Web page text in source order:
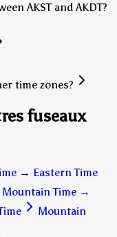
AKST and AKDT?
time zones?
fuseaux
→ Eastern Time
Mountain Time →
Mountain